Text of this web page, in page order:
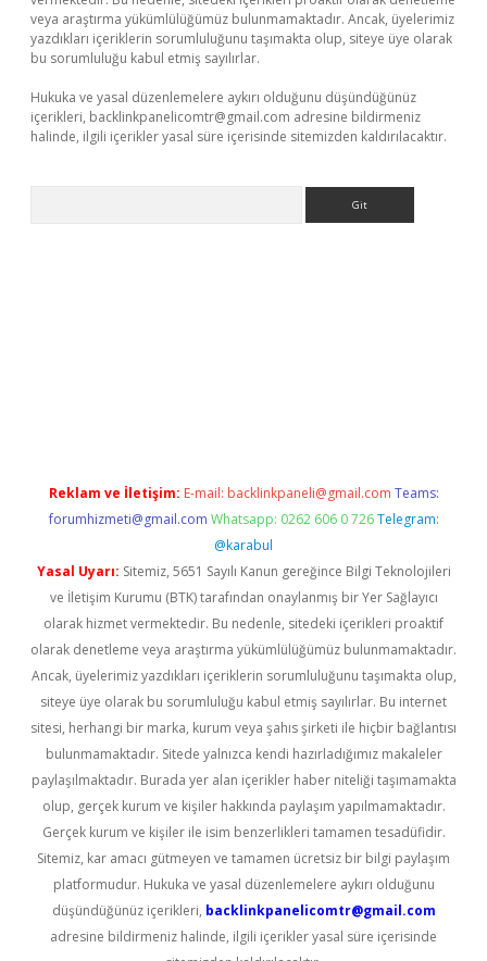
veya araştırma yükümlülüğümüz bulunmamaktadır. Ancak, üyelerimiz
yazdıkları içeriklerin sorumluluğunu taşımakta olup, siteye üye olarak
bu sorumluluğu kabul etmiş sayılırlar.
Hukuka ve yasal düzenlemelere aykırı olduğunu düşündüğünüz
içerikleri, backlinkpanelicomtr@gmail.com adresine bildirmeniz
halinde, ilgili içerikler yasal süre içerisinde sitemizden kaldırılacaktır.
Reklam ve İletişim: E-mail: backlinkpaneli@gmail.com Teams:
forumhizmeti@gmail.com Whatsapp: 0262 606 0 726 Telegram:
@karabul
Yasal Uyarı: Sitemiz, 5651 Sayılı Kanun gereğince Bilgi Teknolojileri
ve İletişim Kurumu (BTK) tarafından onaylanmış bir Yer Sağlayıcı
olarak hizmet vermektedir. Bu nedenle, sitedeki içerikleri proaktif
olarak denetleme veya araştırma yükümlülüğümüz bulunmamaktadır.
Ancak, üyelerimiz yazdıkları içeriklerin sorumluluğunu taşımakta olup,
siteye üye olarak bu sorumluluğu kabul etmiş sayılırlar. Bu internet
sitesi, herhangi bir marka, kurum veya şahıs şirketi ile hiçbir bağlantısı
bulunmamaktadır. Sitede yalnızca kendi hazırladığımız makaleler
paylaşılmaktadır. Burada yer alan içerikler haber niteliği taşımamakta
olup, gerçek kurum ve kişiler hakkında paylaşım yapılmamaktadır.
Gerçek kurum ve kişiler ile isim benzerlikleri tamamen tesadüfidir.
Sitemiz, kar amacı gütmeyen ve tamamen ücretsiz bir bilgi paylaşım
platformudur. Hukuka ve yasal düzenlemelere aykırı olduğunu
düşündüğünüz içerikleri, backlinkpanelicomtr@gmail.com
adresine bildirmeniz halinde, ilgili içerikler yasal süre içerisinde